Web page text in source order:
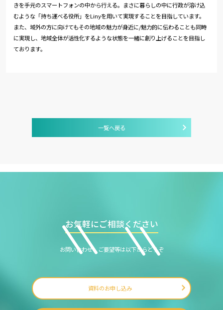
きを手元のスマートフォンの中から行える。まさに暮らしの中に行政が溶け込
むような「持ち運べる役所」をLinyを用いて実現することを目指しています。
また、域外の方に向けてもその地域の魅力が身近に/魅力的に伝わることも同時
に実現し、地域全体が活性化するような状態を一緒に創り上げることを目指し
ております。
一覧へ戻る
お気軽にご相談ください
お問い合わせ、ご要望等は以下からどうぞ
資料のお申し込み